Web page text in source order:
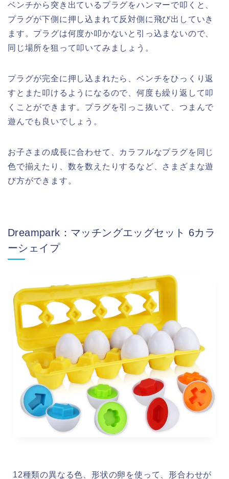
ベンチから突き出ているプラグをハンマーで叩くと、
プラグが下側に押し込まれて反対側に飛び出していき
ます。プラグは何度か叩かないと引っ込まないので、
同じ場所を狙って叩いてみましょう。
プラグが完全に押し込まれたら、ベンチをひっくり返
すとまた叩けるようになるので、何度も繰り返して叩
くことができます。プラグを引っこ抜いて、つまんで
遊んでも良いでしょう。
お子さまの成長に合わせて、カラフルなプラグを同じ
色で揃えたり、数を数えたりするなど、さまざまな遊
び方ができます。
Dreampark：マッチングエッグセット 6カラ
ーシェイプ
12種類の異なる色、形状の卵を使って、形合わせが